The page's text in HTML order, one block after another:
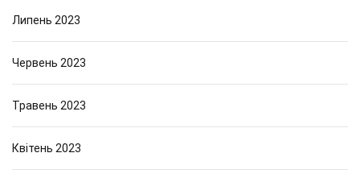
Липень 2023
Червень 2023
Травень 2023
Квітень 2023